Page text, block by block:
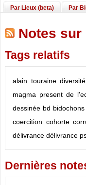
Par Lieux (beta) Par
Notes
Tags relatifs
alain touraine diversité
magma present de
dessinée bd bidochons
coercition cohorte
délivrance délivrance
Dernières